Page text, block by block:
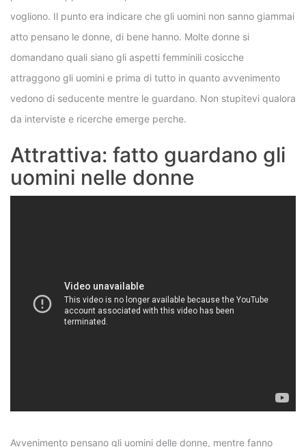
vogliono. Il punto era indicare che gli uomini non sanno giammai
atto pensano le donne, di bene hanno. Molte donne si
domandano quali siano gli aspetti femminili cosicche
attraggono gli uomini e prima di tutto in quanto avvenimento
vedono di seducente mentre le guardano. Non stupitevi qualora
da interviste e ricerche emerge perche.
Attrattiva: fatto guardano gli
uomini nelle donne
Avvenimento pensano gli uomini delle donne, mentre fanno